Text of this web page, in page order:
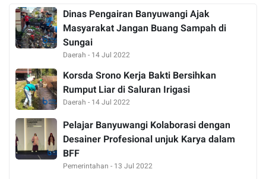
Dinas Pengairan Banyuwangi Ajak
Masyarakat Jangan Buang Sampah di
Sungai
Daerah - 14 Jul 2022
Korsda Srono Kerja Bakti Bersihkan
Rumput Liar di Saluran Irigasi
Daerah - 14 Jul 2022
Pelajar Banyuwangi Kolaborasi dengan
Desainer Profesional unjuk Karya dalam
BFF
Pemerintahan - 13 Jul 2022